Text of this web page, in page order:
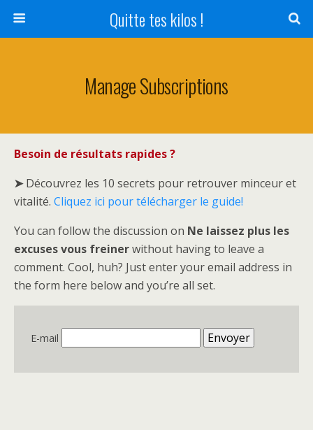
Quitte tes kilos !
Manage Subscriptions
Besoin de résultats rapides ?
➤Découvrez les 10 secrets pour retrouver minceur et
vitalité. Cliquez ici pour télécharger le guide!
You can follow the discussion on Ne laissez plus les
excuses vous freinerwithout having to leave a
comment. Cool, huh? Just enter your email address in
the form here below and you’re all set.
E-mail